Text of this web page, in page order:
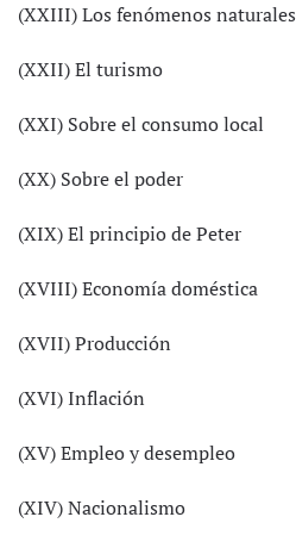
(XXIII) Los fenómenos naturales
(XXII) El turismo
(XXI) Sobre el consumo local
(XX) Sobre el poder
(XIX) El principio de Peter
(XVIII) Economía doméstica
(XVII) Producción
(XVI) Inflación
(XV) Empleo y desempleo
(XIV) Nacionalismo